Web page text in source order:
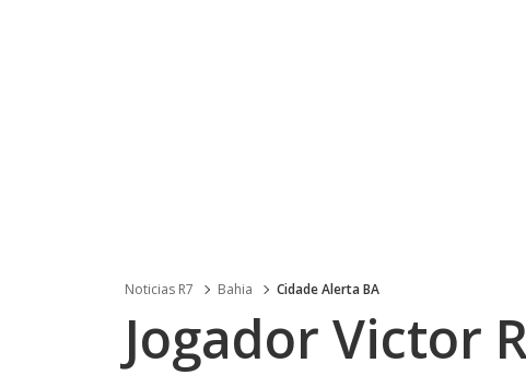
Noticias R7 Bahia Cidade Alerta BA
Jogador Victor